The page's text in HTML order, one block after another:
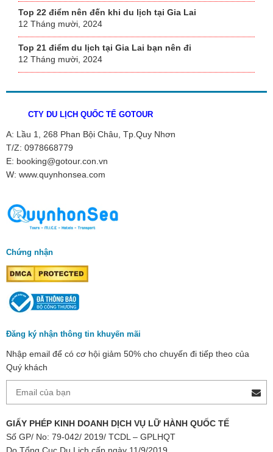
Top 22 điểm nên đến khi du lịch tại Gia Lai
12 Tháng mười, 2024
Top 21 điểm du lịch tại Gia Lai bạn nên đi
12 Tháng mười, 2024
CTY DU LỊCH QUỐC TẾ GOTOUR
A: Lầu 1, 268 Phan Bội Châu, Tp.Quy Nhơn
T/Z: 0978668779
E: booking@gotour.con.vn
W: www.quynhonsea.com
Chứng nhận
Đăng ký nhận thông tin khuyến mãi
Nhập email để có cơ hội giảm 50% cho chuyến đi tiếp theo của
Quý khách
GIẤY PHÉP KINH DOANH DỊCH VỤ LỮ HÀNH QUỐC TẾ
Số GP/ No: 79-042/ 2019/ TCDL – GPLHQT